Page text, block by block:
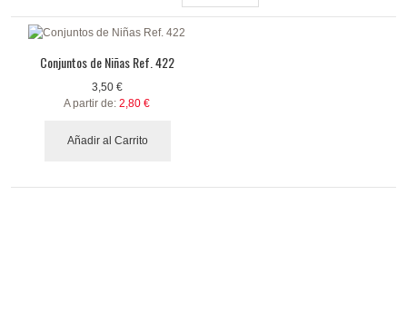
Conjuntos de Niñas Ref. 422
3,50 €
A partir de: 2,80 €
Añadir al Carrito